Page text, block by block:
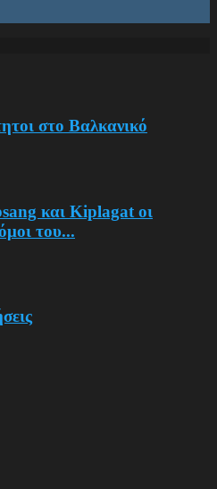
στο Βαλκανικό
και Kiplagat οι
του...